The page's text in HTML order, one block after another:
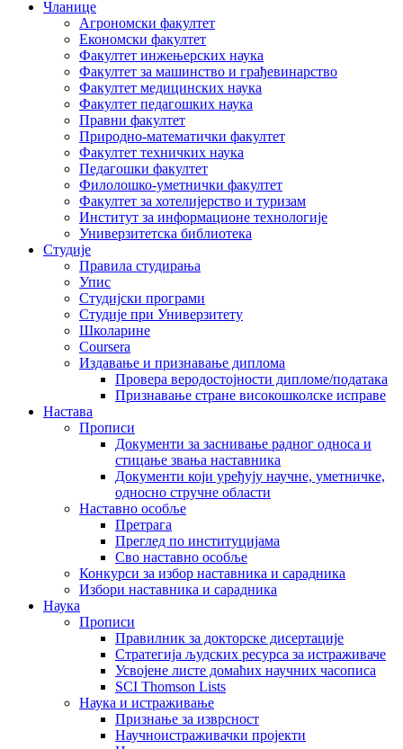
Чланице
Агрономски факултет
Економски факултет
Факултет инжењерских наука
Факултет за машинство и грађевинарство
Факултет медицинских наука
Факултет педагошких наука
Правни факултет
Природно-математички факултет
Факултет техничких наука
Педагошки факултет
Филолошко-уметнички факултет
Факултет за хотелијерство и туризам
Институт за информационе технологије
Универзитетска библиотека
Студије
Правила студирања
Упис
Студијски програми
Студије при Универзитету
Школарине
Coursera
Издавање и признавање диплома
Провера веродостојности дипломе/података
Признавање стране високошколске исправе
Настава
Прописи
Документи за заснивање радног односа и
стицање звања наставника
Документи који уређују научне, уметничке,
односно стручне области
Наставно особље
Претрага
Преглед по институцијама
Сво наставно особље
Конкурси за избор наставника и сарадника
Избори наставника и сарадника
Наука
Прописи
Правилник за докторске дисертације
Стратегија људских ресурса за истраживаче
Усвојене листе домаћих научних часописа
SCI Thomson Lists
Наука и истраживање
Признање за изврсност
Научноистраживачки пројекти